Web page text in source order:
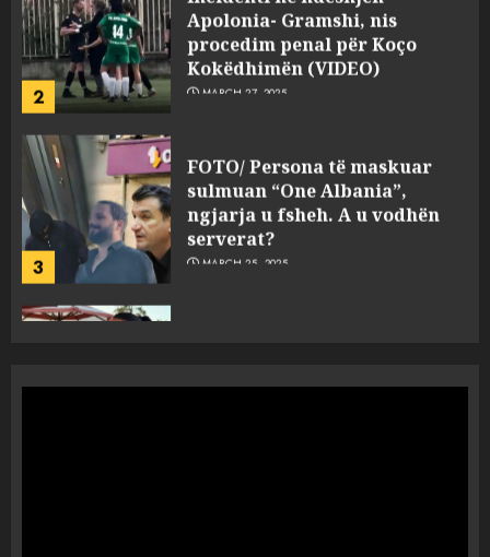
3
FOTO/ Persona të maskuar
sulmuan “One Albania”,
ngjarja u fsheh. A u vodhën
4
Prokuroria jep pretencën, ja
çfarë dënimi kërkon për
Mariela dhe Antonela